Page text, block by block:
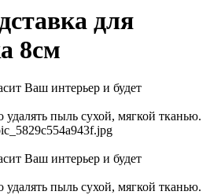
для
8см
Ваш интерьер и будет
удалять пыль сухой, мягкой тканью.
Ваш интерьер и будет
удалять пыль сухой, мягкой тканью.